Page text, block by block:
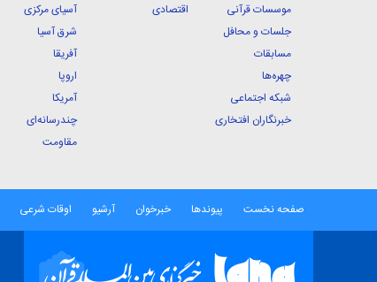
موسسات قرآنی
جلسات و محافل
مسابقات
چهره‌ها
شبکه اجتماعی
خبرنگاران افتخاری
اقتصادی
آسیای مرکزی
شرق آسیا
آفریقا
اروپا
آمریکا
چندرسانه‌ای
مقاومت
صفحه نخست پیوندها خبرخوان آرشیو اوقات شرعی